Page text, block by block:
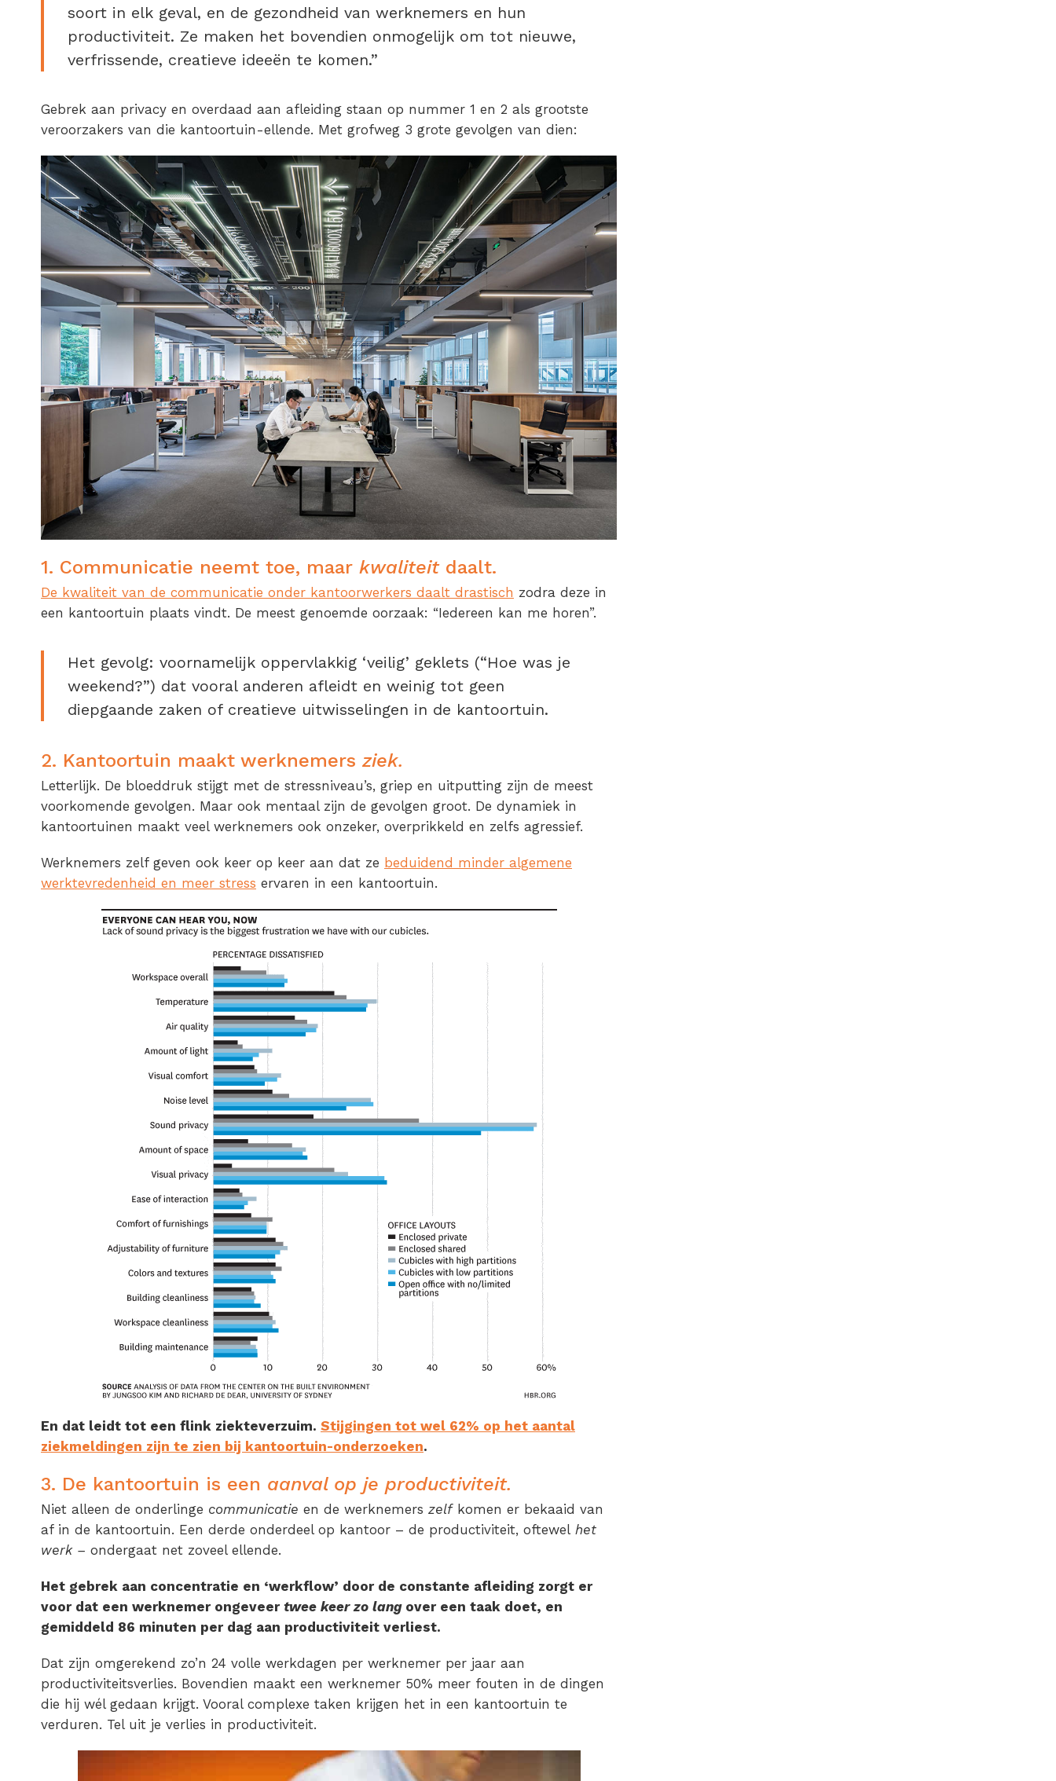
soort in elk geval, en de gezondheid van werknemers en hun
productiviteit. Ze maken het bovendien onmogelijk om tot nieuwe,
verfrissende, creatieve ideeën te komen.”
Gebrek aan privacy en overdaad aan afleiding staan op nummer 1 en 2 als grootste
veroorzakers van die kantoortuin-ellende. Met grofweg 3 grote gevolgen van dien:
1. Communicatie neemt toe, maar kwaliteitdaalt.
De kwaliteit van de communicatie onder kantoorwerkers daalt drastisch zodra deze in
een kantoortuin plaats vindt. De meest genoemde oorzaak: “Iedereen kan me horen”.
Het gevolg: voornamelijk oppervlakkig ‘veilig’ geklets (“Hoe was je
weekend?”) dat vooral anderen afleidt en weinig tot geen
diepgaande zaken of creatieve uitwisselingen in de kantoortuin.
2. Kantoortuin maakt werknemers ziek.
Letterlijk. De bloeddruk stijgt met de stressniveau’s, griep en uitputting zijn de meest
voorkomende gevolgen. Maar ook mentaal zijn de gevolgen groot. De dynamiek in
kantoortuinen maakt veel werknemers ook onzeker, overprikkeld en zelfs agressief.
Werknemers zelf geven ook keer op keer aan dat ze beduidend minder algemene
werktevredenheid en meer stress ervaren in een kantoortuin.
En dat leidt tot een flink ziekteverzuim. Stijgingen tot wel 62% op het aantal
ziekmeldingen zijn te zien bij kantoortuin-onderzoeken.
3. De kantoortuin is een aanval op je productiviteit.
Niet alleen de onderlinge communicatie en de werknemers zelfkomen er bekaaid van
af in de kantoortuin. Een derde onderdeel op kantoor – de productiviteit, oftewel het
werk – ondergaat net zoveel ellende.
Het gebrek aan concentratie en ‘werkflow’ door de constante afleiding zorgt er
voor dat een werknemer ongeveer twee keer zo lang over een taak doet, en
gemiddeld 86 minuten per dag aan productiviteit verliest.
Dat zijn omgerekend zo’n 24 volle werkdagen per werknemer per jaar aan
productiviteitsverlies. Bovendien maakt een werknemer 50% meer fouten in de dingen
die hij wél gedaan krijgt. Vooral complexe taken krijgen het in een kantoortuin te
verduren. Tel uit je verlies in productiviteit.